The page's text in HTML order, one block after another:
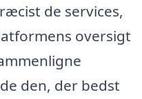
de services,
oversigt
den, der bedst